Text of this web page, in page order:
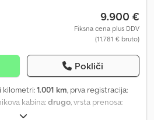
9.900 €
Fiksna cena plus DDV
(11.781 € bruto)
Pokliči
kilometri:1.001 km, prva registracija:
kabina:drugo , vrsta prenosa:
, Vehicle location: Bovenden, grab